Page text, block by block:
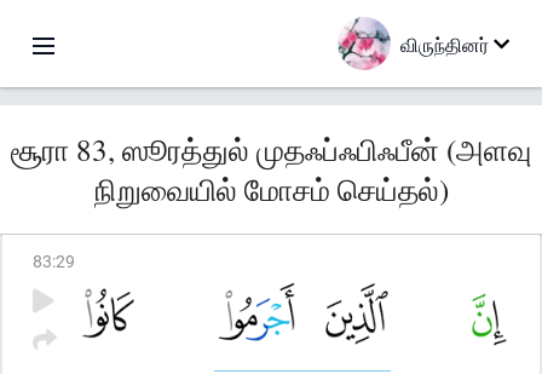
விருந்தினர்
சூரா 83, ஸூரத்துல் முதஃப்ஃபிஃபீன் (அளவு
நிறுவையில் மோசம் செய்தல்)
83:29